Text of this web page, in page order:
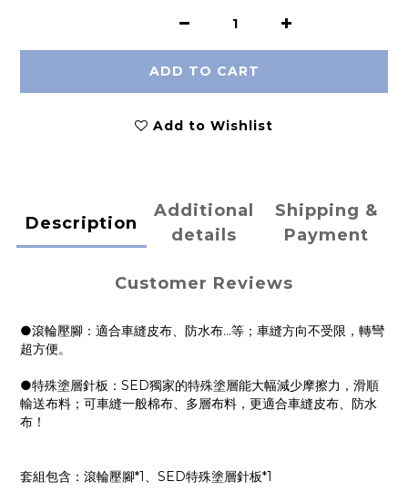
ADD TO CART
Add to Wishlist
Description
Additional
details
Shipping &
Payment
Customer Reviews
●滾輪壓腳：適合車縫皮布、防水布…等；車縫方向不受限，轉彎
超方便。
●特殊塗層針板：SED獨家的特殊塗層能大幅減少摩擦力，滑順
輸送布料；可車縫一般棉布、多層布料，更適合車縫皮布、防水
布！
套組包含：滾輪壓腳*1、SED特殊塗層針板*1